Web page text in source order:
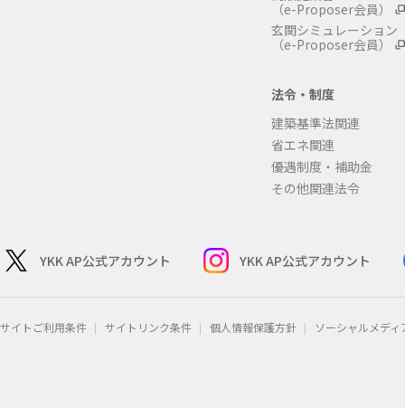
（e-Proposer会員）
玄関シミュレーション
（e-Proposer会員）
法令・制度
建築基準法関連
省エネ関連
優遇制度・補助金
その他関連法令
YKK AP公式アカウント YKK AP公式アカウント
サイトご利用条件 サイトリンク条件 個人情報保護方針 ソーシャルメデ